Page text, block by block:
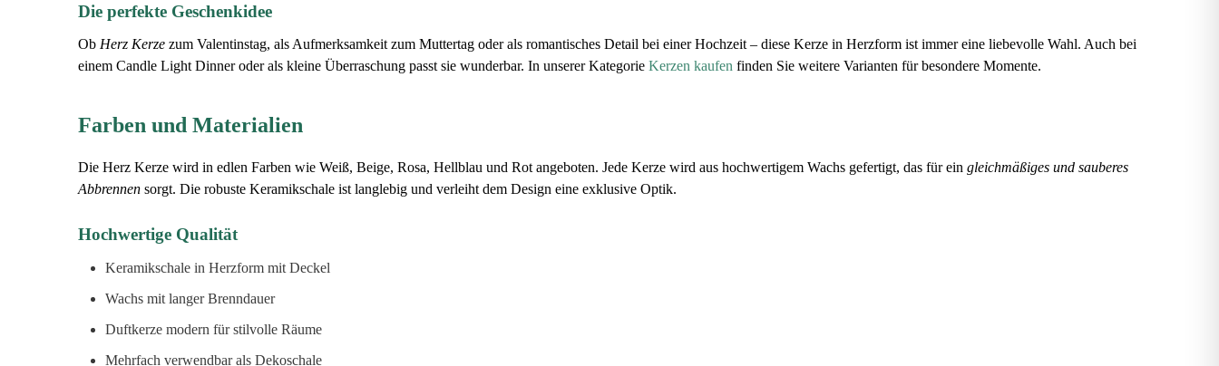
Die perfekte Geschenkidee
Ob Herz Kerzezum Valentinstag, als Aufmerksamkeit zum Muttertag oder als romantisches Detail bei einer Hochzeit – diese Kerze in Herzform ist immer eine liebevolle Wahl. Auch bei
einem Candle Light Dinner oder als kleine Überraschung passt sie wunderbar. In unserer Kategorie Kerzen kaufen finden Sie weitere Varianten für besondere Momente.
Farben und Materialien
Die Herz Kerze wird in edlen Farben wie Weiß, Beige, Rosa, Hellblau und Rot angeboten. Jede Kerze wird aus hochwertigem Wachs gefertigt, das für ein gleichmäßiges und sauberes
Abbrennensorgt. Die robuste Keramikschale ist langlebig und verleiht dem Design eine exklusive Optik.
Hochwertige Qualität
Keramikschale in Herzform mit Deckel
Wachs mit langer Brenndauer
Duftkerze modern für stilvolle Räume
Mehrfach verwendbar als Dekoschale